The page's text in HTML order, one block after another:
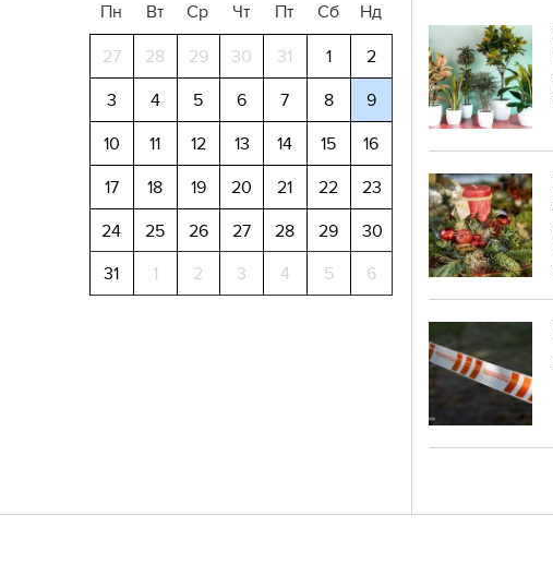
Пн
Вт Ср Чт Пт Сб Нд
27 28 29 30 31 1
2
3
4 5 6 7 8
9
10
11 12 13 14 15
16
17
18 19 20 21 22
23
24
25 26 27 28 29
30
31
1 2 3 4 5 6